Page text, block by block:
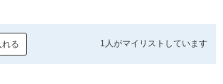
れる 1人がマイリストしています